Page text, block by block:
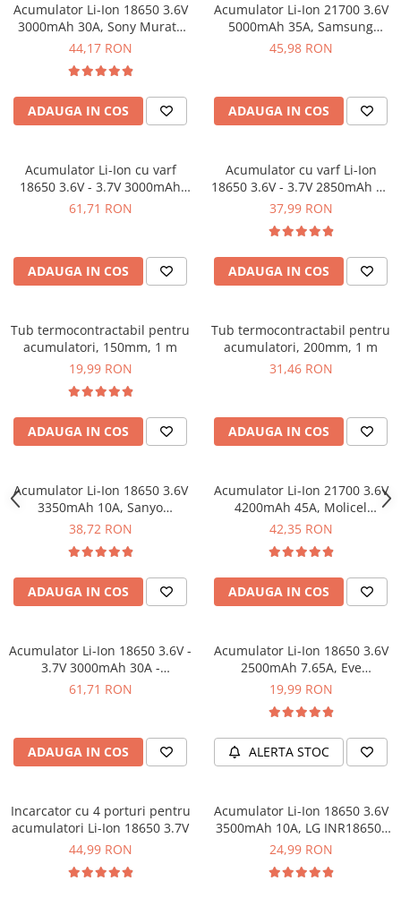
WERA
WIHA
WAIT TOOLS
YAHBOOM
YATO
Acumulator Li-Ion 18650 3.6V
3000mAh 30A, Sony Murata
US18650VTC6
44,17 RON
ADAUGA IN COS
Acumulator Li-Ion 21700 3.6V
5000mAh 35A, Samsung
INR21700-50S
45,98 RON
ADAUGA IN COS
Acumulator Li-Ion cu varf
18650 3.6V - 3.7V 3000mAh
30A - INR18650-P30B
61,71 RON
ADAUGA IN COS
Acumulator cu varf Li-Ion
18650 3.6V - 3.7V 2850mAh 6A
- INR18650-M29
37,99 RON
ADAUGA IN COS
Tub termocontractabil pentru
acumulatori, 150mm, 1 m
19,99 RON
ADAUGA IN COS
Tub termocontractabil pentru
acumulatori, 200mm, 1 m
31,46 RON
ADAUGA IN COS
Acumulator Li-Ion 18650 3.6V
3350mAh 10A, Sanyo
NCR18650GA
38,72 RON
ADAUGA IN COS
Acumulator Li-Ion 21700 3.6V
4200mAh 45A, Molicel
INR21700-P42A
42,35 RON
ADAUGA IN COS
Acumulator Li-Ion 18650 3.6V -
3.7V 3000mAh 30A -
INR18650-P30B
61,71 RON
ADAUGA IN COS
Acumulator Li-Ion 18650 3.6V
2500mAh 7.65A, Eve
ICR18650-26V
19,99 RON
ALERTA STOC
Incarcator cu 4 porturi pentru
acumulatori Li-Ion 18650 3.7V
44,99 RON
Acumulator Li-Ion 18650 3.6V
3500mAh 10A, LG INR18650-
MJ1
24,99 RON